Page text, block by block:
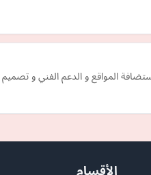
المواقع و الدعم الفني و
الأقسام